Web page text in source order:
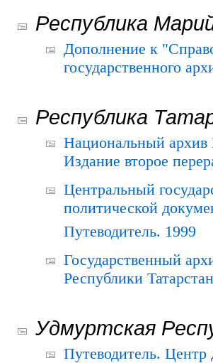
Республика
Дополнение к
государственного
Республика
Национальный архив
Издание второе
Центральный
политической
Путеводитель. 1999
Государственный
Республики
Удмуртская
Путеводитель.